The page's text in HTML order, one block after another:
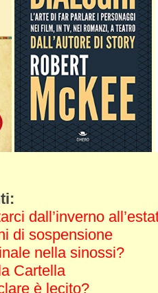
dall’inverno
di sospensione
nella sinossi?
Cartella
è lecito?